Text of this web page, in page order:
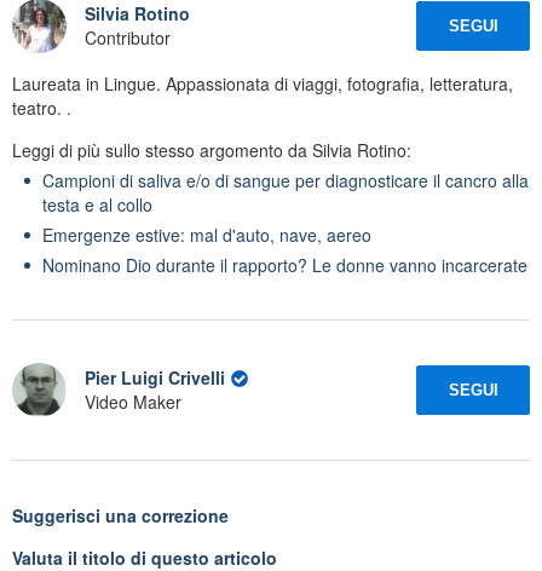
Silvia Rotino
Contributor
SEGUI
Laureata in Lingue. Appassionata di viaggi, fotografia, letteratura,
teatro. .
Leggi di più sullo stesso argomento da Silvia Rotino:
Campioni di saliva e/o di sangue per diagnosticare il cancro alla
testa e al collo
Emergenze estive: mal d'auto, nave, aereo
Nominano Dio durante il rapporto? Le donne vanno incarcerate
Pier Luigi Crivelli
Video Maker
SEGUI
Suggerisci una correzione
Valuta il titolo di questo articolo